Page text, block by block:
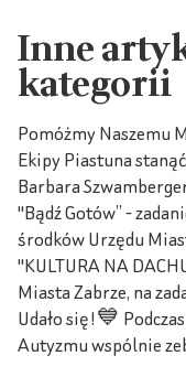
Inne
kategorii
Pomóżmy Naszemu
Ekipy Piastuna
Barbara
"Bądź Gotów” -
środków Urzędu
"KULTURA NA
Miasta Zabrze, na
Udało się!💙
Autyzmu wspólnie